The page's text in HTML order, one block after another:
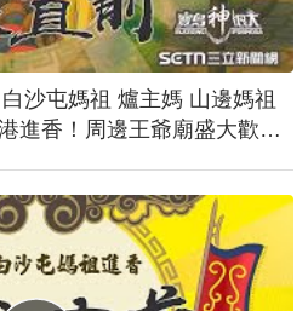
沙屯媽祖 爐主媽 山邊媽祖
進香！周邊王爺廟盛大歡